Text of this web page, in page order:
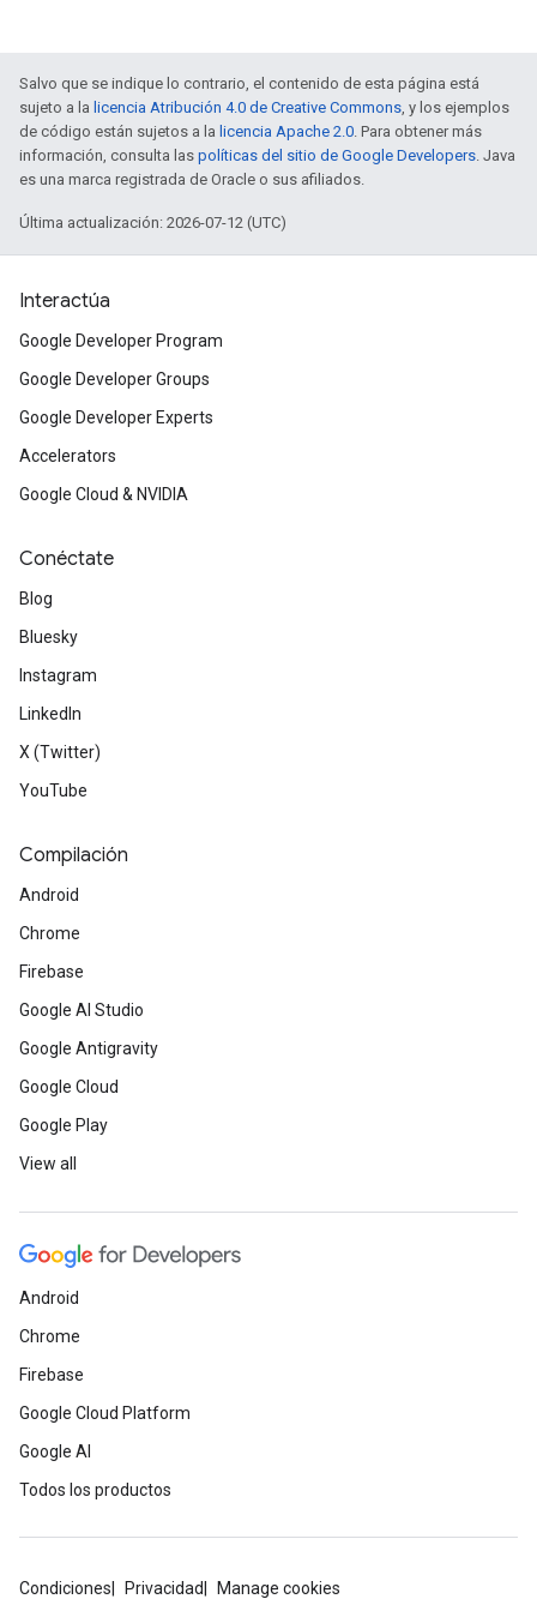
Salvo que se indique lo contrario, el contenido de esta página está
sujeto a la licencia Atribución 4.0 de Creative Commons, y los ejemplos
de código están sujetos a la licencia Apache 2.0. Para obtener más
información, consulta las políticas del sitio de Google Developers. Java
es una marca registrada de Oracle o sus afiliados.
Última actualización: 2026-07-12 (UTC)
Interactúa
Google Developer Program
Google Developer Groups
Google Developer Experts
Accelerators
Google Cloud & NVIDIA
Conéctate
Blog
Bluesky
Instagram
LinkedIn
X (Twitter)
YouTube
Compilación
Android
Chrome
Firebase
Google AI Studio
Google Antigravity
Google Cloud
Google Play
View all
Android
Chrome
Firebase
Google Cloud Platform
Google AI
Todos los productos
Condiciones Privacidad Manage cookies